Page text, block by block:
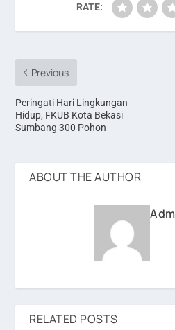
RATE:
Previous
Peringati Hari Lingkungan
Hidup, FKUB Kota Bekasi
Sumbang 300 Pohon
ABOUT THE AUTHOR
RELATED POSTS